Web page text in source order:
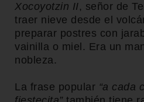
Xocoyotzin II, señor de
traer nieve desde el
preparar postres con
vainilla o miel. Era un
nobleza.
La frase popular “a cada